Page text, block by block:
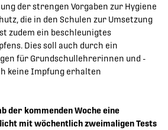
der strengen Vorgaben zur Hygiene
die in den Schulen zur Umsetzung
zudem ein beschleunigtes
Dies soll auch durch ein
für Grundschullehrerinnen und -
keine Impfung erhalten
der kommenden Woche eine
mit wöchentlich zweimaligen Tests